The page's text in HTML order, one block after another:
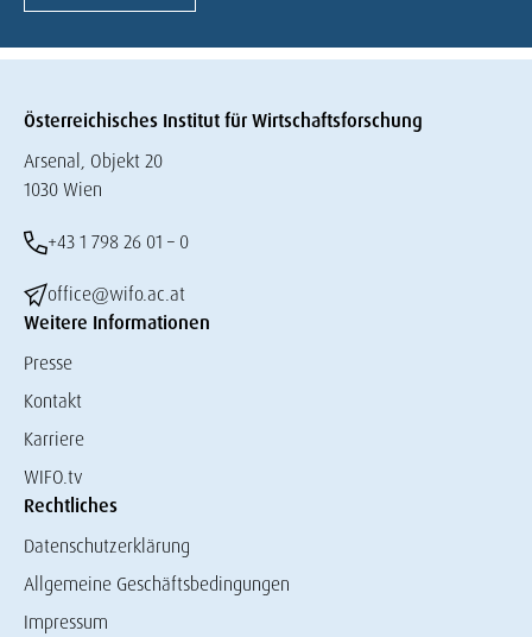
Österreichisches Institut für Wirtschaftsforschung
Arsenal, Objekt 20
1030 Wien
+43 1 798 26 01 – 0
office@wifo.ac.at
Weitere Informationen
Presse
Kontakt
Karriere
WIFO.tv
Rechtliches
Datenschutzerklärung
Allgemeine Geschäftsbedingungen
Impressum